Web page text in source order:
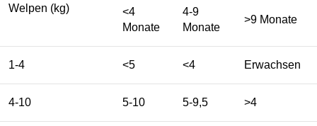
Welpen (kg)
<4
Monate
4-9
Monate
>9 Monate
1-4 <5 <4 Erwachsen
4-10 5-10 5-9,5 >4